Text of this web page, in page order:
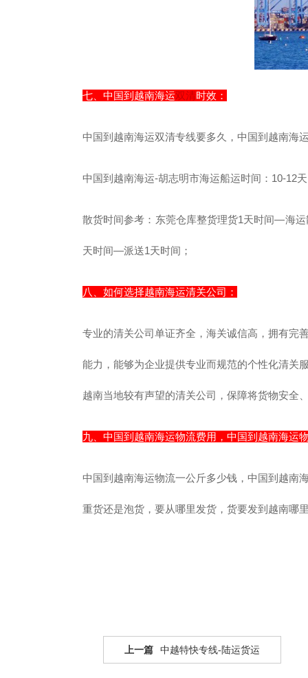
七、中国到越南海运双清时效：
中国到越南海运双清专线要多久，中国到越南海
中国到越南海运-胡志明市海运船运时间：10-12
散货时间参考：东莞仓库整货理货1天时间—海
天时间—派送1天时间；
八、如何选择越南海运清关公司：
专业的清关公司单证齐全，海关诚信高，拥有完
能力，能够为企业提供专业而规范的个性化清关
越南当地较有声望的清关公司，保障将货物安全
九、中国到越南海运物流费用，中国到越南海运
中国到越南海运物流一公斤多少钱，中国到越南
重货还是泡货，要从哪里发货，货要发到越南哪
上一篇 中越特快专线-陆运货运